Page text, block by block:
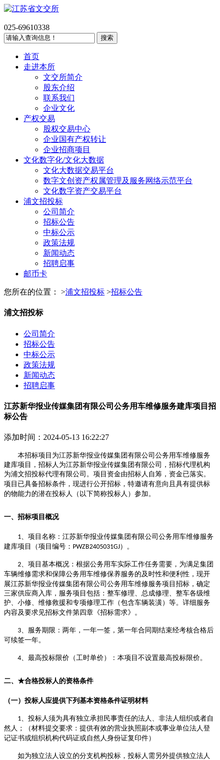
025-69610338
首页
走进本所
文交所简介
股东介绍
联系我们
企业文化
产权交易
股权交易中心
企业国有产权转让
企业招商项目
文化数字化/文化大数据
文化大数据交易平台
数字文创资产权属管理及服务网络示范平台
文化数字资产交易平台
浦文招投标
公司简介
招标公告
中标公示
政策法规
新闻动态
招聘启事
邮币卡
您所在的位置： >浦文招投标 >招标公告
浦文招投标
公司简介
招标公告
中标公示
政策法规
新闻动态
招聘启事
江苏新华报业传媒集团有限公司公务用车维修服务建库项目招
标公告
添加时间：2024-05-13 16:22:27
本招标项目为江苏新华报业传媒集团有限公司公务用车维修服务
建库项目，招标人为江苏新华报业传媒集团有限公司，招标代理机构
为浦文招投标代理有限公司 。 项目资金由招标人自筹，资金已落实。
项目已具备招标条件，现进行公开招标 ， 特邀请有意向且具有提供标
的物能力的潜在投标人（以下简称投标人）参加。
一、招标项目 概况
1 、项目名称： 江苏新华报业传媒集团有限公司公务用车维修服务
建库项目
（项目编号 ： PWZB2405031GJ）。
2 、项目基本概况： 根据公务用车实际工作任务需要，为满足集团
车辆维修需求和保障公务用车维修保养服务的及时性和便利性，现开
展江苏新华报业传媒集团有限公司公务用车维修服务项目招标，确定
三家供应商入库，服务项目包括：整车修理、总成修理、整车各级维
护、小修、维修救援和专项修理工作（包含车辆装潢）等。 详细服务
内容及要求见招标文件第四章《招标需求》。
3 服务期限 ： 两年，一年一签，第一年合同期结束经考核合格后
可续签一年。
4 、最高投标限价 （工时单价） ： 本项目不设置最高投标限价。
二、 ★合格投标人的资格条件
（一）投标人应提供下列 基本资格条件证明材料
1 、投标人 须为具有独立承担民事责任的法人、非法人组织或者自
然人 ； （材料提交要求： 提供有效的营业执照副本或事业单位法人登
记证书或组织机构代码证或自然人身份证复印件）
如为独立法人设立的分支机构投标 ， 投标 人需另外提供独立法人